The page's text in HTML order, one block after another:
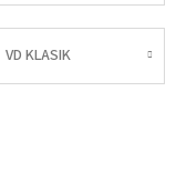
VD KLASIK